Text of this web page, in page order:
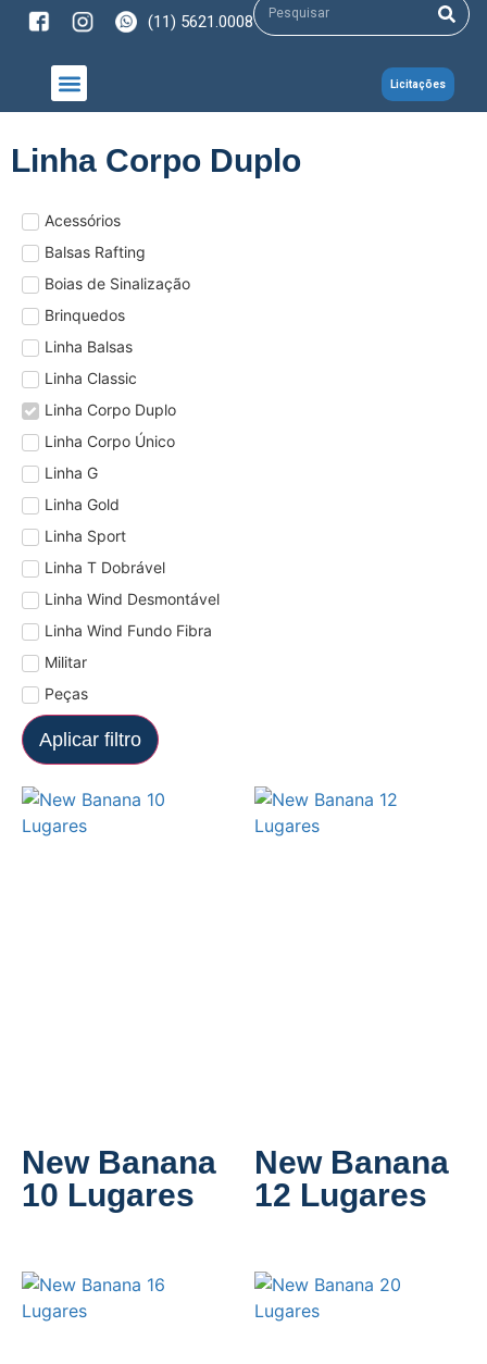
(11) 5621.0008
Licitações
Linha Corpo Duplo
Acessórios
Balsas Rafting
Boias de Sinalização
Brinquedos
Linha Balsas
Linha Classic
Linha Corpo Duplo
Linha Corpo Único
Linha G
Linha Gold
Linha Sport
Linha T Dobrável
Linha Wind Desmontável
Linha Wind Fundo Fibra
Militar
Peças
Aplicar filtro
New Banana
10 Lugares
New Banana
12 Lugares